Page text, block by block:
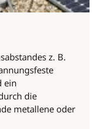
z. B.
ein
die
metallene oder